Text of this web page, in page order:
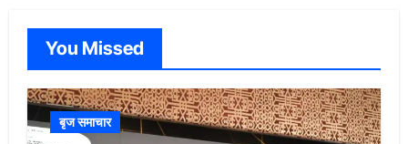
You Missed
बृज समाचार